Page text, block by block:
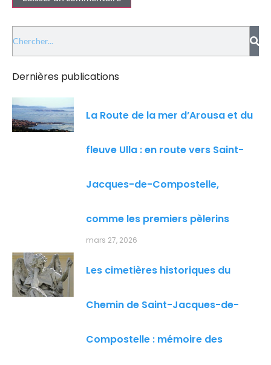
Dernières publications
La Route de la mer d’Arousa et du
fleuve Ulla : en route vers Saint-
Jacques-de-Compostelle,
comme les premiers pèlerins
mars 27, 2026
Les cimetières historiques du
Chemin de Saint-Jacques-de-
Compostelle : mémoire des